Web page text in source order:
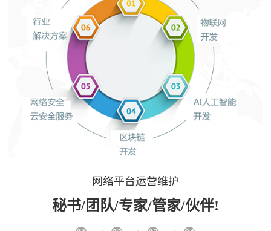
网络平台运营维护
秘书/团队/专家/管家/伙伴!